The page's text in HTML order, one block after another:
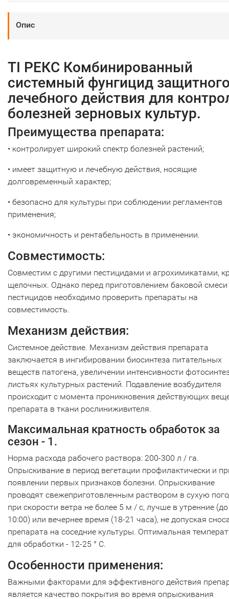
Опис
ТІ РЕКС Комбинированный
системный фунгицид
лечебного действия для
болезней зерновых культур.
Преимущества препарата:
• контролирует широкий спектр болезней растений;
• имеет защитную и лечебную действия, носящие
долговременный характер;
• безопасно для культуры при соблюдении регламентов
применения;
• экономичность и рентабельность в применении.
Совместимость:
Совместим с другими пестицидами и агрохимикатами,
щелочных. Однако перед приготовлением баковой смеси
пестицидов необходимо проверить препараты на
совместимость.
Механизм действия:
Системное действие. Механизм действия препарата
заключается в ингибировании биосинтеза питательных
веществ патогена, увеличении интенсивности
листьях культурных растений. Подавление возбудителя
происходит с момента проникновения действующих
препарата в ткани рослиниживителя.
Максимальная кратность обработок за
сезон - 1.
Норма расхода рабочего раствора: 200-300 л / га.
Опрыскивание в период вегетации профилактически и
появлении первых признаков болезни. Опрыскивание
проводят свежеприготовленным раствором в сухую
при скорости ветра не более 5 м / с, лучше в утренние (до
10:00) или вечернее время (18-21 часа), не допуская
препарата на соседние культуры. Оптимальная
для обработки - 12-25 ° С.
Особенности применения:
Важными факторами для эффективного действия
является качество покрытия во время опрыскивания